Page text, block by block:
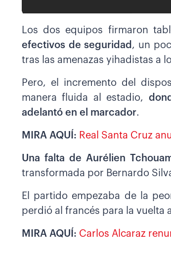
Los dos equipos firmaron
efectivos de seguridad , un
tras las amenazas yihadistas a
Pero, el incremento del
manera fluida al estadio,
adelantó en el marcador.
MIRA AQUÍ: Real Santa Cruz
Una falta de Aurélien
transformada por Bernardo
El partido empezaba de la
perdió al francés para la vuelta
MIRA AQUÍ: Carlos Alcaraz